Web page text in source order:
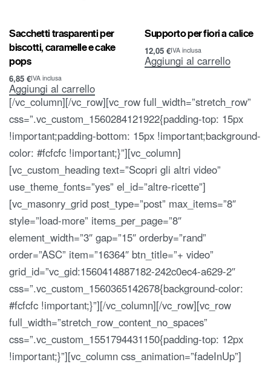
Sacchetti trasparenti per
biscotti, caramelle e cake
pops
6,85 €IVA inclusa
Aggiungi al carrello
Supporto per fiori a calice
12,05 €IVA inclusa
Aggiungi al carrello
[/vc_column][/vc_row][vc_row full_width=”stretch_row”
css=”.vc_custom_1560284121922{padding-top: 15px
!important;padding-bottom: 15px !important;background-
color: #fcfcfc !important;}”][vc_column]
[vc_custom_heading text=”Scopri gli altri video”
use_theme_fonts=”yes” el_id=”altre-ricette”]
[vc_masonry_grid post_type=”post” max_items=”8″
style=”load-more” items_per_page=”8″
element_width=”3″ gap=”15″ orderby=”rand”
order=”ASC” item=”16364″ btn_title=”+ video”
grid_id=”vc_gid:1560414887182-242c0ec4-a629-2″
css=”.vc_custom_1560365142678{background-color:
#fcfcfc !important;}”][/vc_column][/vc_row][vc_row
full_width=”stretch_row_content_no_spaces”
css=”.vc_custom_1551794431150{padding-top: 12px
!important;}”][vc_column css_animation=”fadeInUp”]